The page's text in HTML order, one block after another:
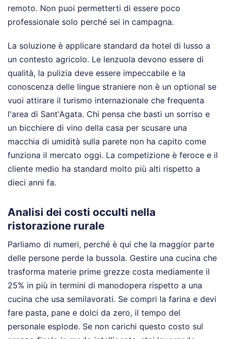
remoto. Non puoi permetterti di essere poco
professionale solo perché sei in campagna.
La soluzione è applicare standard da hotel di lusso a
un contesto agricolo. Le lenzuola devono essere di
qualità, la pulizia deve essere impeccabile e la
conoscenza delle lingue straniere non è un optional se
vuoi attirare il turismo internazionale che frequenta
l'area di Sant'Agata. Chi pensa che basti un sorriso e
un bicchiere di vino della casa per scusare una
macchia di umidità sulla parete non ha capito come
funziona il mercato oggi. La competizione è feroce e il
cliente medio ha standard molto più alti rispetto a
dieci anni fa.
Analisi dei costi occulti nella
ristorazione rurale
Parliamo di numeri, perché è qui che la maggior parte
delle persone perde la bussola. Gestire una cucina che
trasforma materie prime grezze costa mediamente il
25% in più in termini di manodopera rispetto a una
cucina che usa semilavorati. Se compri la farina e devi
fare pasta, pane e dolci da zero, il tempo del
personale esplode. Se non carichi questo costo sul